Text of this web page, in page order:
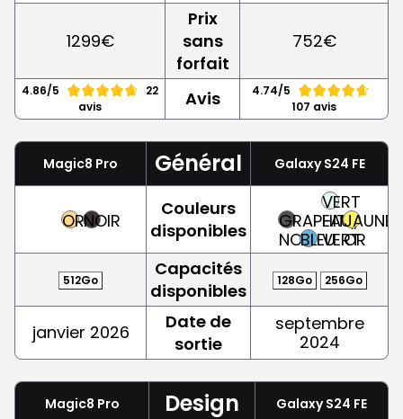
1299€
Prix
sans
forfait
752€
4.86/5
22
avis
Avis
4.74/5
107 avis
Magic8 Pro Général Galaxy S24 FE
ORNOIR
Couleurs
disponibles
GRAPHITE,
NOIRBLEU
VERT
EAU,
VERT
JAUNE,
OR
512Go
Capacités
disponibles
128Go 256Go
janvier 2026
Date de
sortie
septembre
2024
Magic8 Pro Design Galaxy S24 FE